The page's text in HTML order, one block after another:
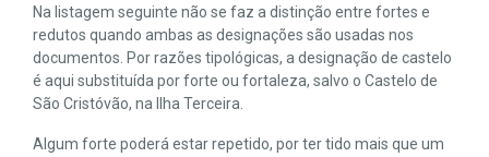
Na listagem seguinte não se faz a distinção entre fortes e
redutos quando ambas as designações são usadas nos
documentos. Por razões tipológicas, a designação de castelo
é aqui substituída por forte ou fortaleza, salvo o Castelo de
São Cristóvão, na Ilha Terceira.
Algum forte poderá estar repetido, por ter tido mais que um